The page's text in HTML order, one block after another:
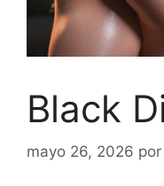
Black
mayo 26, 2026 por